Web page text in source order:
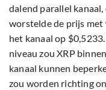
dalend parallel
worstelde de prijs met
het kanaal op
niveau zou XRP
kanaal kunnen
zou worden richting